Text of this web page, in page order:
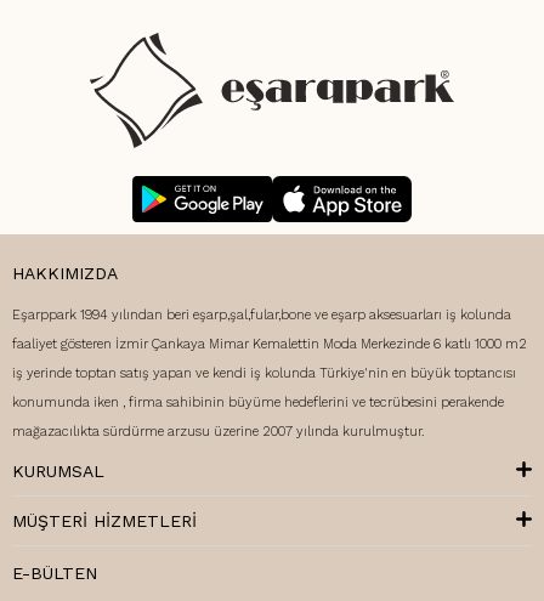
HAKKIMIZDA
Eşarppark 1994 yılından beri eşarp,şal,fular,bone ve eşarp aksesuarları iş kolunda
faaliyet gösteren İzmir Çankaya Mimar Kemalettin Moda Merkezinde 6 katlı 1000 m2
iş yerinde toptan satış yapan ve kendi iş kolunda Türkiye'nin en büyük toptancısı
konumunda iken , firma sahibinin büyüme hedeflerini ve tecrübesini perakende
mağazacılıkta sürdürme arzusu üzerine 2007 yılında kurulmuştur.
KURUMSAL
MÜŞTERI HIZMETLERI
E-BÜLTEN